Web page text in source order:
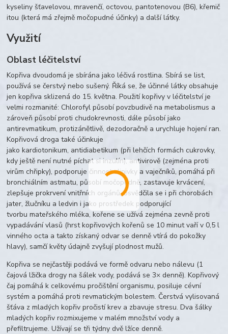
kyseliny šťavelovou, mravenčí, octovou, pantotenovou (B6), křemič
itou (která má zřejmě močopudné účinky) a další látky.
Využití
Oblast léčitelství
Kopřiva dvoudomá je sbírána jako léčivá rostlina. Sbírá se list,
používá se čerstvý nebo sušený. Říká se, že účinné látky obsahuje
jen kopřiva sklizená do 15. května. Použití kopřivy v léčitelství je
velmi rozmanité: Chlorofyl působí povzbudivě na metabolismus a
zároveň působí proti chudokrevnosti, dále působí jako
antirevmatikum, protizánětlivě, dezodoračně a urychluje hojení ran.
Kopřivová droga také účinkuje
jako kardiotonikum, antidiabetikum (při lehčích formách cukrovky,
kdy ještě není nutné píchat si inzulín), antivirově (zejména proti
virům chřipky), podporuje činnost slinivky a vaječníků, pomáhá při
bronchiálním astmatu, působí močopudně, zastavuje krvácení,
zlepšuje prokrvení vnitřních orgánů, osvědčila se i při chorobách
jater, žlučníku a ledvin i jako prostředek podporující
tvorbu mateřského mléka, kořene se užívá zejména zevně proti
vypadávání vlasů (hrst kopřivových kořenů se 10 minut vaří v 0,5 l
vinného octa a takto získaný odvar se denně vtírá do pokožky
hlavy), samčí květy údajně zvyšují plodnost mužů.
Kopřiva se nejčastěji podává ve formě odvaru nebo nálevu (1
čajová lžička drogy na šálek vody, podává se 3× denně). Kopřivový
čaj pomáhá k celkovému pročištění organismu, posiluje cévní
systém a pomáhá proti revmatickým bolestem. Čerstvá vylisovaná
šťáva z mladých kopřiv pročistí krev a zbavuje stresu. Dva šálky
mladých kopřiv rozmixujeme v malém množství vody a
přefiltrujeme. Užívají se tři týdny dvě lžíce denně.